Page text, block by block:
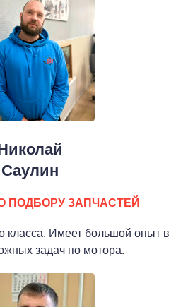
Cаулин
ПОДБОРУ ЗАПЧАСТЕЙ
класса. Имеет большой опыт в
задач по мотора.